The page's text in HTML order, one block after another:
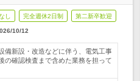
し 完全週休2日制 第二新卒歓迎
10/12
備新設・改造などに伴う、電気工事
の確認検査まで含めた業務を担って